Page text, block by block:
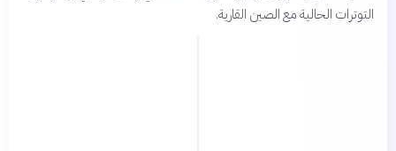
التوترات الحالية مع الصين القارية.